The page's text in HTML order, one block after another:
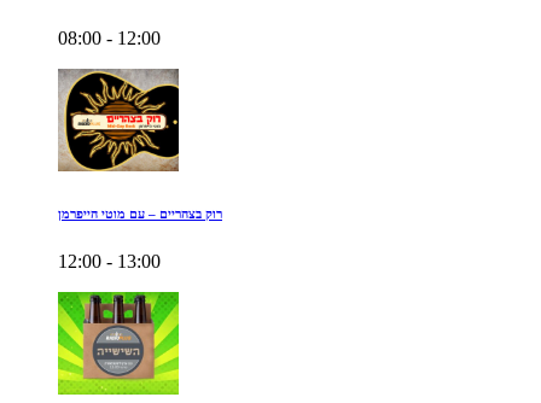
08:00 - 12:00
רוק בצהריים – עם מוטי הייפרמן
12:00 - 13:00